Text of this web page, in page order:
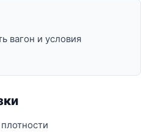
вагон и условия